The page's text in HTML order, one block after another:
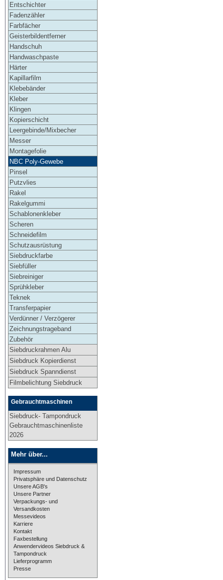
Entschichter
Fadenzähler
Farbfächer
Geisterbildentferner
Handschuh
Handwaschpaste
Härter
Kapillarfilm
Klebebänder
Kleber
Klingen
Kopierschicht
Leergebinde/Mixbecher
Messer
Montagefolie
NBC Poly-Gewebe
Pinsel
Putzvlies
Rakel
Rakelgummi
Schablonenkleber
Scheren
Schneidefilm
Schutzausrüstung
Siebdruckfarbe
Siebfüller
Siebreiniger
Sprühkleber
Teknek
Transferpapier
Verdünner / Verzögerer
Zeichnungstrageband
Zubehör
Siebdruckrahmen Alu
Siebdruck Kopierdienst
Siebdruck Spanndienst
Filmbelichtung Siebdruck
Gebrauchtmaschinen
Siebdruck- Tampondruck
Gebrauchtmaschinenliste
2026
Mehr über...
Impressum
Privatsphäre und Datenschutz
Unsere AGB's
Unsere Partner
Verpackungs- und
Versandkosten
Messevideos
Karriere
Kontakt
Faxbestellung
Anwendervideos Siebdruck &
Tampondruck
Lieferprogramm
Presse